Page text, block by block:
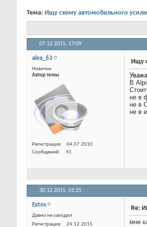
Тема: Ищу схему автомобильного
07.12.2015, 17:09
alex_63
Новичок
Автор темы
Регистрация
04.07.2010
Сообщений
41
Ищу
В
не в
не в
не в
30.12.2015, 01:25
Extos
Давно не заходил
Регистрация
24.12.2015
Re:
мне